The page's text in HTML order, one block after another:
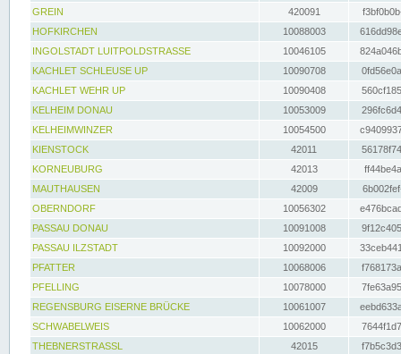
GREIN
420091
HOFKIRCHEN
10088003
INGOLSTADT LUITPOLDSTRASSE
10046105
KACHLET SCHLEUSE UP
10090708
KACHLET WEHR UP
10090408
KELHEIM DONAU
10053009
KELHEIMWINZER
10054500
KIENSTOCK
42011
KORNEUBURG
42013
MAUTHAUSEN
42009
OBERNDORF
10056302
PASSAU DONAU
10091008
PASSAU ILZSTADT
10092000
PFATTER
10068006
PFELLING
10078000
REGENSBURG EISERNE BRÜCKE
10061007
SCHWABELWEIS
10062000
THEBNERSTRASSL
42015